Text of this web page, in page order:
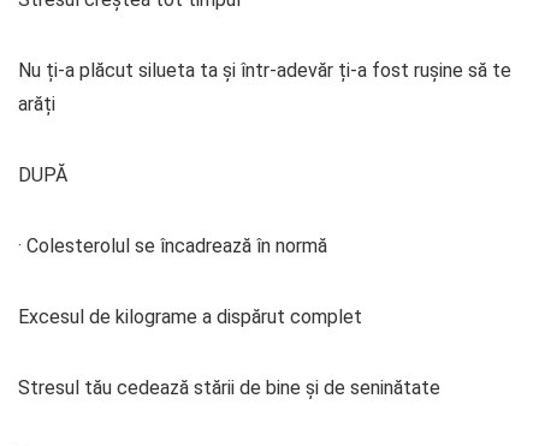
Nu ți-a plăcut silueta ta și într-adevăr ți-a fost rușine să te
arăți
DUPĂ
· Colesterolul se încadrează în normă
Excesul de kilograme a dispărut complet
Stresul tău cedează stării de bine și de seninătate